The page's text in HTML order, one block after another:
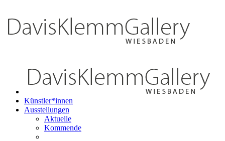
Künstler*innen
Ausstellungen
Aktuelle
Kommende